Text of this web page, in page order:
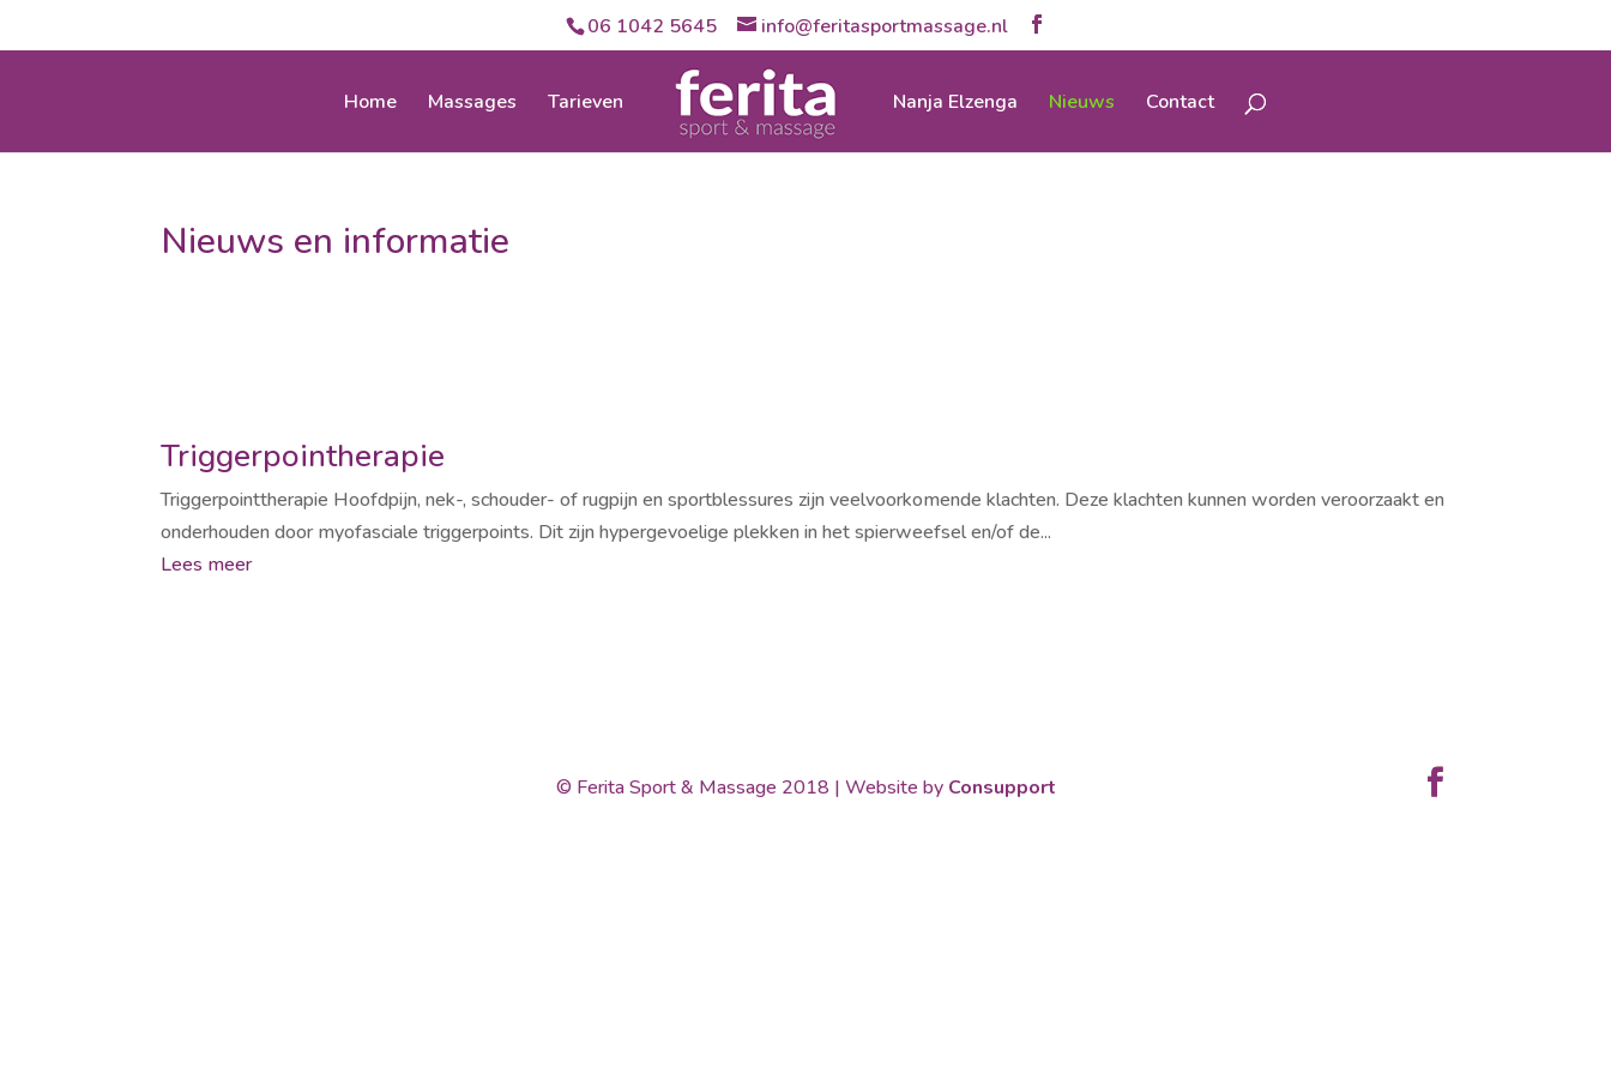
06 1042 5645 info@feritasportmassage.nl
Home Massages Tarieven Nanja Elzenga Nieuws Contact
Nieuws en informatie
Triggerpointherapie
Triggerpointtherapie Hoofdpijn, nek-, schouder- of rugpijn en sportblessures zijn veelvoorkomende klachten. Deze klachten kunnen worden veroorzaakt en
onderhouden door myofasciale triggerpoints. Dit zijn hypergevoelige plekken in het spierweefsel en/of de...
Lees meer
© Ferita Sport & Massage 2018 | Website by Consupport